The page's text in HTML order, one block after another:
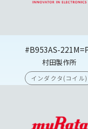
#B953AS-
村田製作所
インダクタ(コイル)